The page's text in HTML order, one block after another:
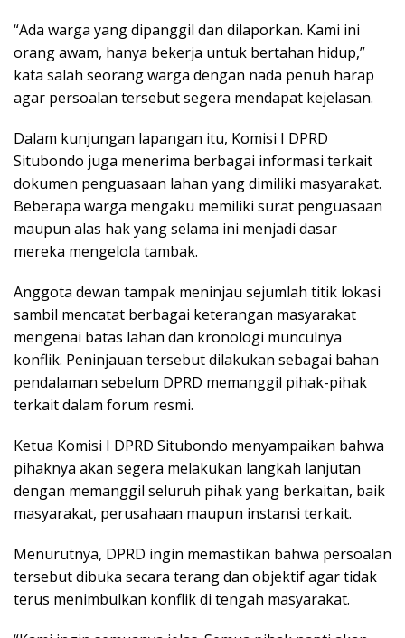
“Ada warga yang dipanggil dan dilaporkan. Kami ini
orang awam, hanya bekerja untuk bertahan hidup,”
kata salah seorang warga dengan nada penuh harap
agar persoalan tersebut segera mendapat kejelasan.
Dalam kunjungan lapangan itu, Komisi I DPRD
Situbondo juga menerima berbagai informasi terkait
dokumen penguasaan lahan yang dimiliki masyarakat.
Beberapa warga mengaku memiliki surat penguasaan
maupun alas hak yang selama ini menjadi dasar
mereka mengelola tambak.
Anggota dewan tampak meninjau sejumlah titik lokasi
sambil mencatat berbagai keterangan masyarakat
mengenai batas lahan dan kronologi munculnya
konflik. Peninjauan tersebut dilakukan sebagai bahan
pendalaman sebelum DPRD memanggil pihak-pihak
terkait dalam forum resmi.
Ketua Komisi I DPRD Situbondo menyampaikan bahwa
pihaknya akan segera melakukan langkah lanjutan
dengan memanggil seluruh pihak yang berkaitan, baik
masyarakat, perusahaan maupun instansi terkait.
Menurutnya, DPRD ingin memastikan bahwa persoalan
tersebut dibuka secara terang dan objektif agar tidak
terus menimbulkan konflik di tengah masyarakat.